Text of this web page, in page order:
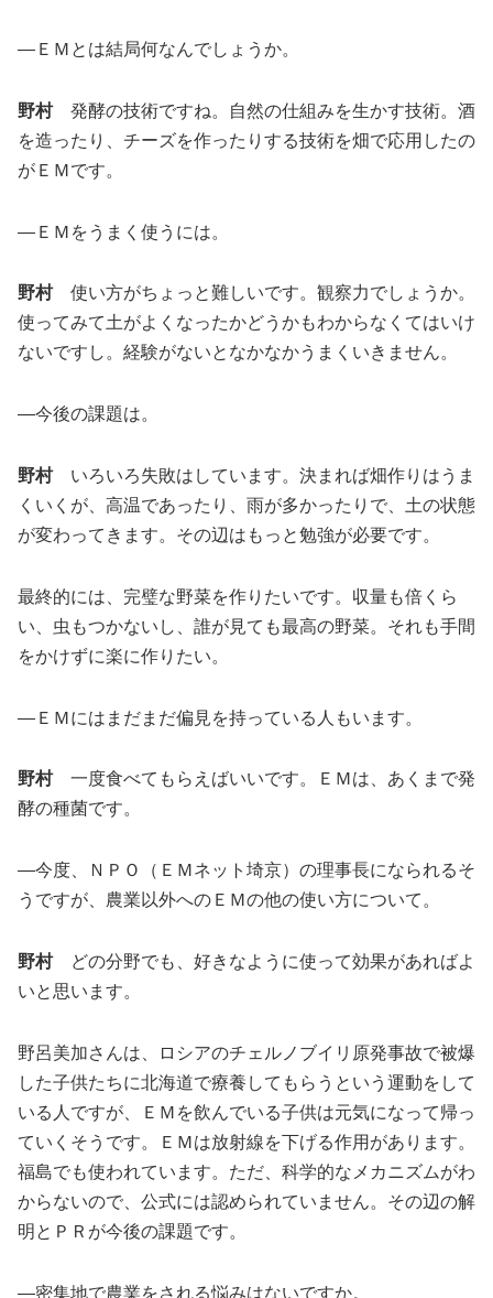
―ＥＭとは結局何なんでしょうか。
野村発酵の技術ですね。自然の仕組みを生かす技術。酒
を造ったり、チーズを作ったりする技術を畑で応用したの
がＥＭです。
―ＥＭをうまく使うには。
野村使い方がちょっと難しいです。観察力でしょうか。
使ってみて土がよくなったかどうかもわからなくてはいけ
ないですし。経験がないとなかなかうまくいきません。
―今後の課題は。
野村いろいろ失敗はしています。決まれば畑作りはうま
くいくが、高温であったり、雨が多かったりで、土の状態
が変わってきます。その辺はもっと勉強が必要です。
最終的には、完璧な野菜を作りたいです。収量も倍くら
い、虫もつかないし、誰が見ても最高の野菜。それも手間
をかけずに楽に作りたい。
―ＥＭにはまだまだ偏見を持っている人もいます。
野村一度食べてもらえばいいです。ＥＭは、あくまで発
酵の種菌です。
―今度、ＮＰＯ（ＥＭネット埼京）の理事長になられるそ
うですが、農業以外へのＥＭの他の使い方について。
野村どの分野でも、好きなように使って効果があればよ
いと思います。
野呂美加さんは、ロシアのチェルノブイリ原発事故で被爆
した子供たちに北海道で療養してもらうという運動をして
いる人ですが、ＥＭを飲んでいる子供は元気になって帰っ
ていくそうです。ＥＭは放射線を下げる作用があります。
福島でも使われています。ただ、科学的なメカニズムがわ
からないので、公式には認められていません。その辺の解
明とＰＲが今後の課題です。
―密集地で農業をされる悩みはないですか。